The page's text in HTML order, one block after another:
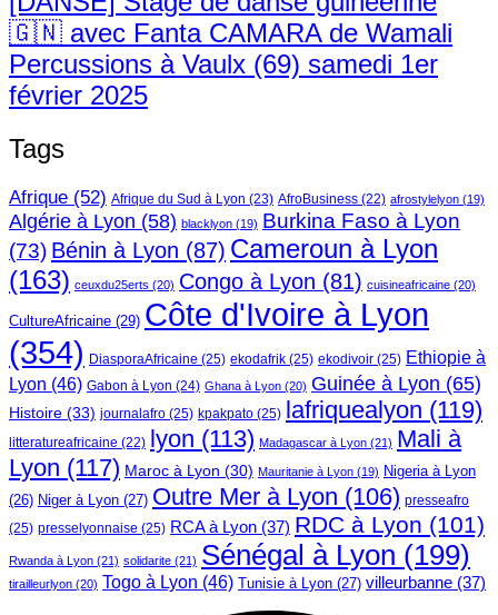
🇬🇳 avec Fanta CAMARA de Wamali
Percussions à Vaulx (69) samedi 1er
février 2025
Tags
Afrique (52) Afrique du Sud à Lyon (23) AfroBusiness (22) afrostylelyon (19)
Algérie à Lyon (58) blacklyon (19) Burkina Faso à Lyon
(73) Bénin à Lyon (87) Cameroun à Lyon
(163) ceuxdu25erts (20) Congo à Lyon (81) cuisineafricaine (20)
CultureAfricaine (29) Côte d'Ivoire à Lyon
(354) DiasporaAfricaine (25) ekodafrik (25) ekodivoir (25) Ethiopie à
Lyon (46) Gabon à Lyon (24) Ghana à Lyon (20) Guinée à Lyon (65)
Histoire (33) journalafro (25) kpakpato (25) lafriquealyon (119)
litteratureafricaine (22) lyon (113) Madagascar à Lyon (21) Mali à
Lyon (117) Maroc à Lyon (30) Mauritanie à Lyon (19) Nigeria à Lyon
(26) Niger à Lyon (27) Outre Mer à Lyon (106) presseafro
(25) presselyonnaise (25) RCA à Lyon (37) RDC à Lyon (101)
Rwanda à Lyon (21) solidarite (21) Sénégal à Lyon (199)
tirailleurlyon (20) Togo à Lyon (46) Tunisie à Lyon (27) villeurbanne (37)